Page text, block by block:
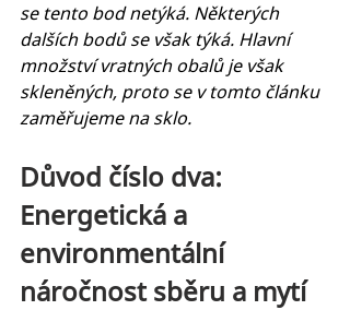
se tento bod netýká. Některých
dalších bodů se však týká. Hlavní
množství vratných obalů je však
skleněných, proto se v tomto článku
zaměřujeme na sklo.
Důvod číslo dva:
Energetická a
environmentální
náročnost sběru a mytí